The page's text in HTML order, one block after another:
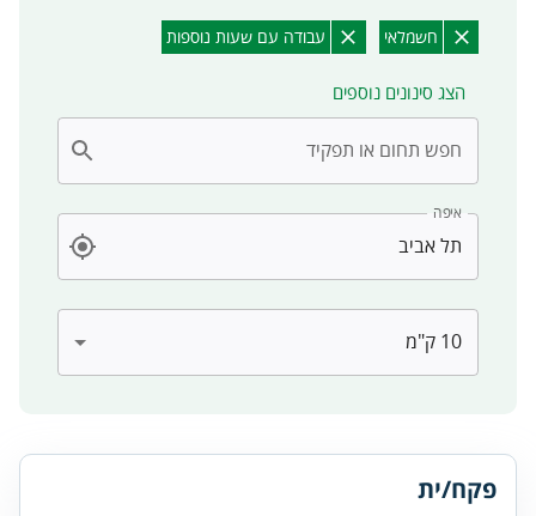
חשמלאי עבודה עם שעות נוספות
הצג סינונים נוספים
חפש תחום או תפקיד
איפה
פקח/ית